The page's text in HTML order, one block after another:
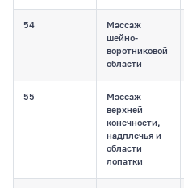
54
Массаж
шейно-
воротниковой
области
55
Массаж
верхней
конечности,
надплечья и
области
лопатки